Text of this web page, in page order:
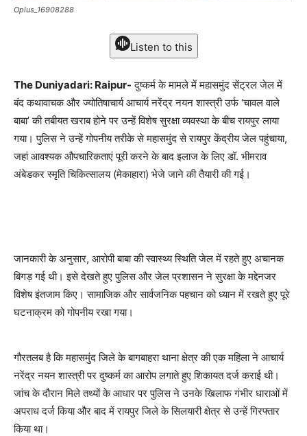
Oplus_16908288
Listen to this
The Duniyadari: Raipur- दुष्कर्म के मामले में महासमुंद सेंट्रल जेल में
बंद कथावाचक और ज्योतिषाचार्य आचार्य नरेंद्र नयन शास्त्री उर्फ ‘चावल वाले
बाबा’ की तबीयत खराब होने पर उन्हें विशेष सुरक्षा व्यवस्था के बीच रायपुर लाया
गया। पुलिस ने उन्हें गोपनीय तरीके से महासमुंद से रायपुर केंद्रीय जेल पहुंचाया,
जहां आवश्यक औपचारिकताएं पूरी करने के बाद इलाज के लिए डॉ. भीमराव
अंबेडकर स्मृति चिकित्सालय (मेकाहारा) भेजे जाने की तैयारी की गई।
जानकारी के अनुसार, आरोपी बाबा की स्वास्थ्य स्थिति जेल में रहते हुए अचानक
बिगड़ गई थी। इसे देखते हुए पुलिस और जेल प्रशासन ने सुरक्षा के मद्देनजर
विशेष इंतजाम किए। सामाजिक और सार्वजनिक पहचान को ध्यान में रखते हुए पूरे
घटनाक्रम को गोपनीय रखा गया।
गौरतलब है कि महासमुंद जिले के बागबाहरा थाना क्षेत्र की एक महिला ने आचार्य
नरेंद्र नयन शास्त्री पर दुष्कर्म का आरोप लगाते हुए शिकायत दर्ज कराई थी।
जांच के दौरान मिले तथ्यों के आधार पर पुलिस ने उनके खिलाफ गंभीर धाराओं में
अपराध दर्ज किया और बाद में रायपुर जिले के सिलयारी क्षेत्र से उन्हें गिरफ्तार
किया था।